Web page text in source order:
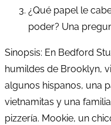
¿Qué papel le
poder? Una
Sinopsis: En Bedford
humildes de Brooklyn,
algunos hispanos, una
vietnamitas y una
pizzería. Mookie, un